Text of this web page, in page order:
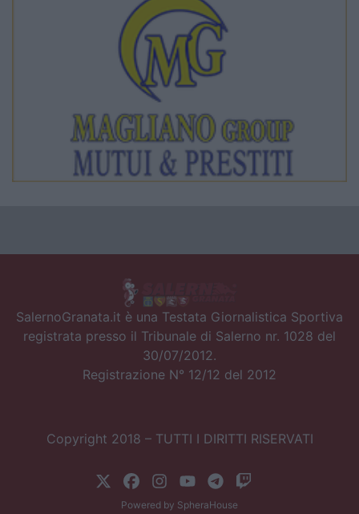
SalernoGranata.it è una Testata Giornalistica Sportiva
registrata presso il Tribunale di Salerno nr. 1028 del
30/07/2012.
Registrazione N° 12/12 del 2012
Copyright 2018 – TUTTI I DIRITTI RISERVATI
Powered by SpheraHouse